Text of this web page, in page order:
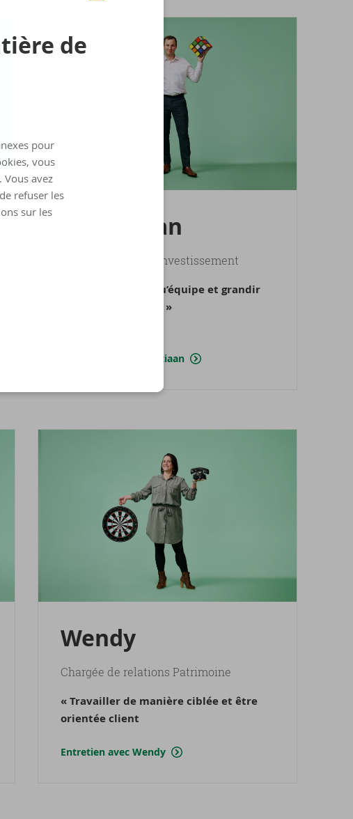
de
pour
vous
avez
refuser les
sur les
Se­bas­tiaan
Expert Stratégie d'investissement
« Réussir en tant qu’équipe et grandir
en tant qu’individu »
Entretien avec Sebastiaan
Wendy
Chargée de relations Patrimoine
« Travailler de manière ciblée et être
orientée client
Entretien avec Wendy